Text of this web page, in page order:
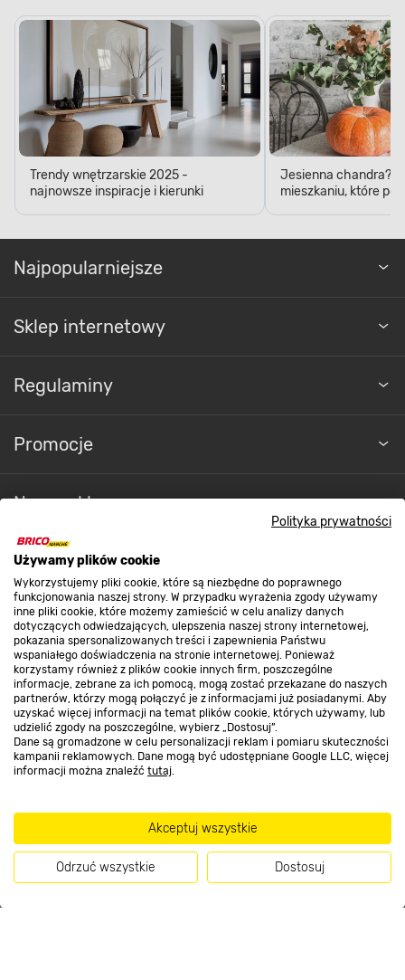
Polityka prywatności
Używamy plików cookie
Wykorzystujemy pliki cookie, które są niezbędne do poprawnego
funkcjonowania naszej strony. W przypadku wyrażenia zgody używamy
inne pliki cookie, które możemy zamieścić w celu analizy danych
dotyczących odwiedzających, ulepszenia naszej strony internetowej,
pokazania spersonalizowanych treści i zapewnienia Państwu
wspaniałego doświadczenia na stronie internetowej. Ponieważ
korzystamy również z plików cookie innych firm, poszczególne
informacje, zebrane za ich pomocą, mogą zostać przekazane do naszych
partnerów, którzy mogą połączyć je z informacjami już posiadanymi. Aby
uzyskać więcej informacji na temat plików cookie, których używamy, lub
udzielić zgody na poszczególne, wybierz „Dostosuj”.
Dane są gromadzone w celu personalizacji reklam i pomiaru skuteczności
kampanii reklamowych. Dane mogą być udostępniane Google LLC, więcej
informacji można znaleźć tutaj.
Akceptuj wszystkie
Odrzuć wszystkie Dostosuj
Trendy wnętrzarskie 2025 -
najnowsze inspiracje i kierunki
Jesienna chandra?
mieszkaniu, które
Najpopularniejsze
Sklep internetowy
Regulaminy
Promocje
Nasze sklepy
O nas
Kontakt do sklepu
Strefa biznesu
Dołącz do nas
Metody płatności